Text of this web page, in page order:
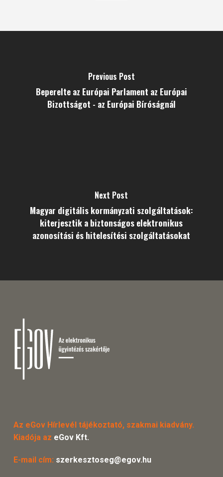
Previous Post
Beperelte az Európai Parlament az Európai
Bizottságot - az Európai Bíróságnál
Next Post
Magyar digitális kormányzati szolgáltatások:
kiterjesztik a biztonságos elektronikus
azonosítási és hitelesítési szolgáltatásokat
Az eGov Hírlevél tájékoztató, szakmai kiadvány.
Kiadója az eGov Kft.
E-mail cím: szerkesztoseg@egov.hu